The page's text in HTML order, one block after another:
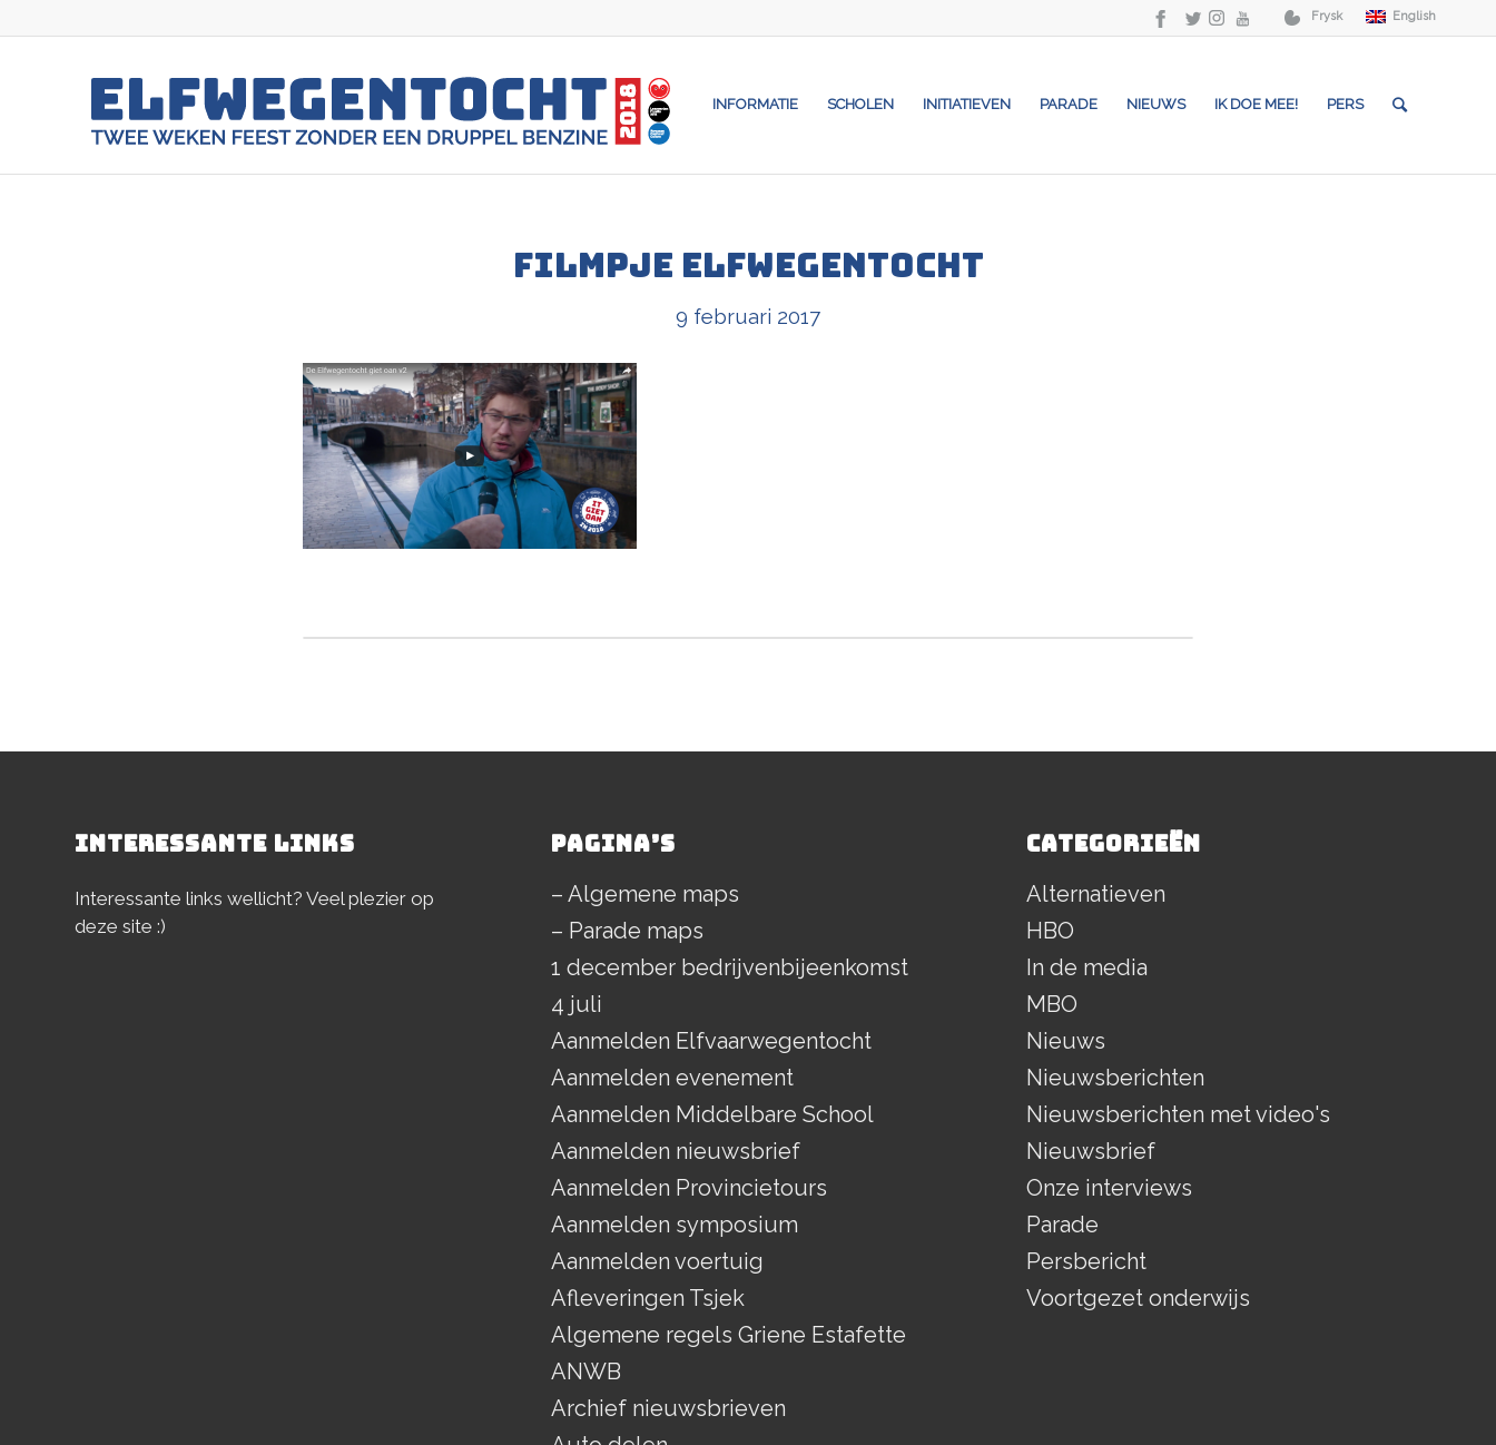
Frysk English
INFORMATIE SCHOLEN INITIATIEVEN PARADE NIEUWS IK DOE MEE! PERS
filmpje elfwegentocht
9 februari 2017
INTERESSANTE LINKS
Interessante links wellicht? Veel plezier op
deze site :)
PAGINA’S
– Algemene maps
– Parade maps
1 december bedrijvenbijeenkomst
4 juli
Aanmelden Elfvaarwegentocht
Aanmelden evenement
Aanmelden Middelbare School
Aanmelden nieuwsbrief
Aanmelden Provincietours
Aanmelden symposium
Aanmelden voertuig
Afleveringen Tsjek
Algemene regels Griene Estafette
ANWB
Archief nieuwsbrieven
CATEGORIEËN
Alternatieven
HBO
In de media
MBO
Nieuws
Nieuwsberichten
Nieuwsberichten met video's
Nieuwsbrief
Onze interviews
Parade
Persbericht
Voortgezet onderwijs